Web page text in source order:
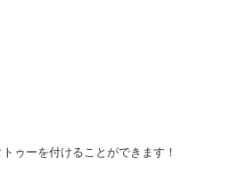
ゥーを付けることができます！